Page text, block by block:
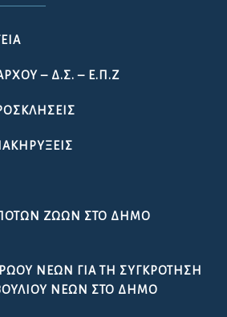
– Δ.Σ. – Ε.Π.Ζ
ΖΏΩΝ ΣΤΟ ΔΉΜΟ
ΝΈΩΝ ΓΙΑ ΤΗ ΣΥΓΚΡΌΤΗΣΗ
ΝΈΩΝ ΣΤΟ ΔΉΜΟ